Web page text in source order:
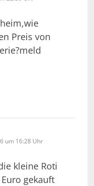
Preis von
um 16:28 Uhr
kleine Roti
gekauft